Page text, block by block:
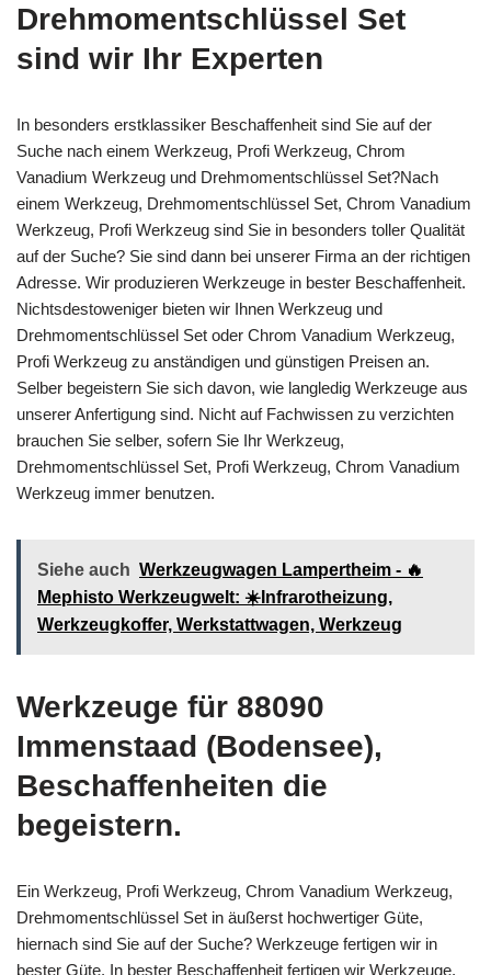
Drehmomentschlüssel Set
sind wir Ihr Experten
In besonders erstklassiker Beschaffenheit sind Sie auf der
Suche nach einem Werkzeug, Profi Werkzeug, Chrom
Vanadium Werkzeug und Drehmomentschlüssel Set?Nach
einem Werkzeug, Drehmomentschlüssel Set, Chrom Vanadium
Werkzeug, Profi Werkzeug sind Sie in besonders toller Qualität
auf der Suche? Sie sind dann bei unserer Firma an der richtigen
Adresse. Wir produzieren Werkzeuge in bester Beschaffenheit.
Nichtsdestoweniger bieten wir Ihnen Werkzeug und
Drehmomentschlüssel Set oder Chrom Vanadium Werkzeug,
Profi Werkzeug zu anständigen und günstigen Preisen an.
Selber begeistern Sie sich davon, wie langledig Werkzeuge aus
unserer Anfertigung sind. Nicht auf Fachwissen zu verzichten
brauchen Sie selber, sofern Sie Ihr Werkzeug,
Drehmomentschlüssel Set, Profi Werkzeug, Chrom Vanadium
Werkzeug immer benutzen.
Siehe auch Werkzeugwagen Lampertheim - 🔥
Mephisto Werkzeugwelt: ☀️Infrarotheizung,
Werkzeugkoffer, Werkstattwagen, Werkzeug
Werkzeuge für 88090
Immenstaad (Bodensee),
Beschaffenheiten die
begeistern.
Ein Werkzeug, Profi Werkzeug, Chrom Vanadium Werkzeug,
Drehmomentschlüssel Set in äußerst hochwertiger Güte,
hiernach sind Sie auf der Suche? Werkzeuge fertigen wir in
bester Güte. In bester Beschaffenheit fertigen wir Werkzeuge.